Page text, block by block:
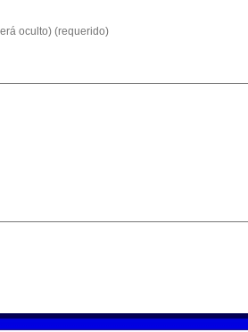
oculto) (requerido)